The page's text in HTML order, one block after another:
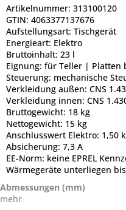
Artikelnummer: 313100120
GTIN: 4063377137676
Aufstellungsart: Tischgerät
Energieart: Elektro
Bruttoinhalt: 23 l
Eignung: für Teller | Platten
Steuerung: mechanische
Verkleidung außen: CNS
Verkleidung innen: CNS
Bruttogewicht: 18 kg
Nettogewicht: 15 kg
Anschlusswert Elektro: 1,50
Absicherung: 7,3 A
EE-Norm: keine EPREL
Wärmegeräte unterliegen
Abmessungen (mm)
mehr